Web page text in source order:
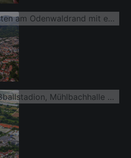
Stadtansicht aus Westen am Odenwaldrand mit ehem. Steinbruch Vatter und Steinbruch Leferenz Dossenheim
Schauenburghalle Fußballstadion, Mühlbachhalle und Beachvolleyballfelder